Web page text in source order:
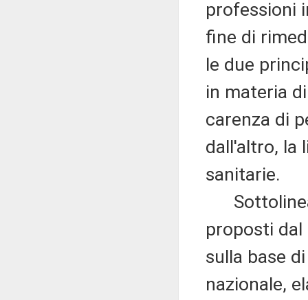
professioni
fine di
le due
in materia
carenza di
dall'altro, la
sanitarie.
proposti
sulla base
nazionale,